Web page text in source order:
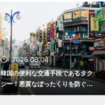
2026.08.04
韓国の便利な交通手段であるタク
シー！悪質なぼったくりを防ぐ確
実な対策